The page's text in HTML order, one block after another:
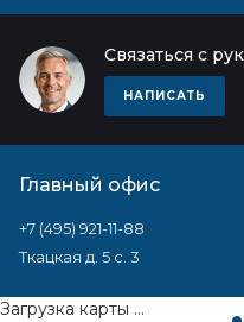
Связаться с
НАПИСАТЬ
Главный офис
+7 (495) 921-11-88
Ткацкая д. 5 с. 3
Загрузка карты ...